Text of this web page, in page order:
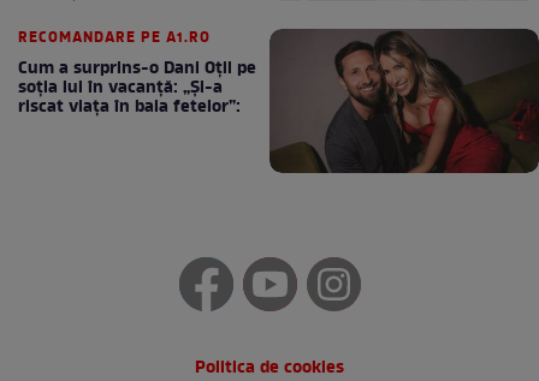
RECOMANDARE PE A1.RO
Cum a surprins-o Dani Oțil pe
soția lui în vacanță: „Și-a
riscat viața în baia fetelor”:
Politica de cookies